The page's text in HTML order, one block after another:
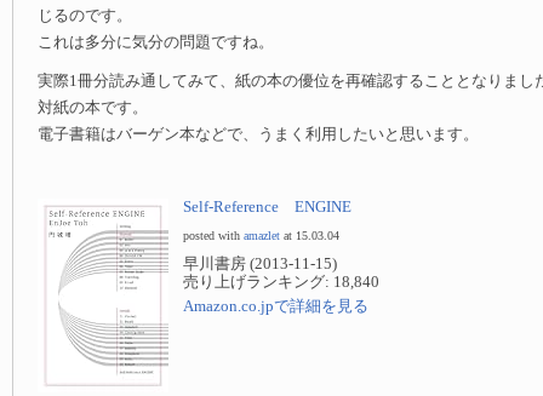
じるのです。
これは多分に気分の問題ですね。
実際1冊分読み通してみて、紙の本の優位を再確認することとなりまし
対紙の本です。
電子書籍はバーゲン本などで、うまく利用したいと思います。
Self-Reference ENGINE
posted with amazlet at 15.03.04
早川書房 (2013-11-15)
売り上げランキング: 18,840
Amazon.co.jpで詳細を見る